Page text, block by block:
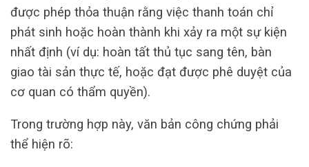
được phép thỏa thuận rằng việc thanh toán chỉ
phát sinh hoặc hoàn thành khi xảy ra một sự kiện
nhất định (ví dụ: hoàn tất thủ tục sang tên, bàn
giao tài sản thực tế, hoặc đạt được phê duyệt của
cơ quan có thẩm quyền).
Trong trường hợp này, văn bản công chứng phải
thể hiện rõ: